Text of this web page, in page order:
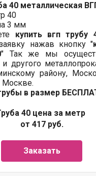
40 металлическая
40
3 мм
купить вгп трубу
нажав кнопку "
" Так же мы
и другого
району,
Москве.
в размер
40 цена за метр
от 417 руб.
Заказать